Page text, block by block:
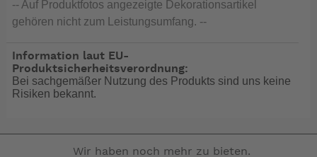
-- Auf Produktfotos angezeigte Dekorationsartikel
gehören nicht zum Leistungsumfang. --
Information laut EU-
Produktsicherheitsverordnung:
Bei sachgemäßer Nutzung des Produkts sind uns keine
Risiken bekannt.
Wir haben noch mehr zu bieten.